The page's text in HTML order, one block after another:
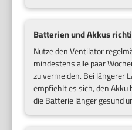
Batterien und Akkus
Nutze den Ventilator
mindestens alle paar
zu vermeiden. Bei längerer
empfiehlt es sich, den Akku
die Batterie länger gesund